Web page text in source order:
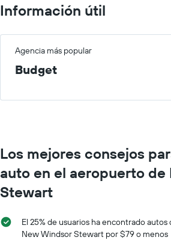
Información útil
Agencia más popular
Budget
Los mejores consejos
auto en el aeropuerto de
Stewart
El 25% de usuarios ha encontrado
New Windsor Stewart por $79 o menos